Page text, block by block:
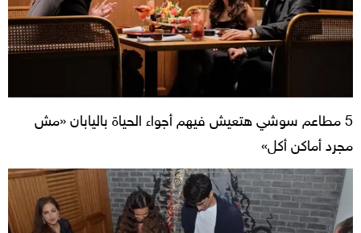
5 مطاعم سوشي هتعيش فيهم أجواء الحياة باليابان «مش
مجرد أماكن أكل»